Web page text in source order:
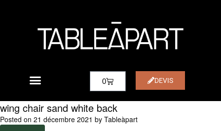
0 DEVIS
wing chair sand white back
Posted on 21 décembre 2021 by Tableàpart